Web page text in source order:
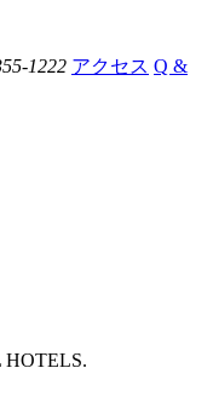
1222 アクセス Q &
HOTELS.